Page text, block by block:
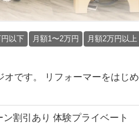
円以下 月額1〜2万円
月額2万円以上
です。 リフォーマーをはじめ
割引あり 体験プライベート